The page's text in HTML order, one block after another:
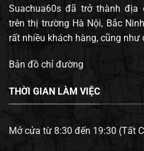
Suachua60s đã trở thành địa
trên thị trường Hà Nội, Bắc
rất nhiều khách hàng, cũng
Bản đồ chỉ đường
THỜI GIAN LÀM VIỆC
Mở cửa từ 8:30 đến 19:30 (Tất